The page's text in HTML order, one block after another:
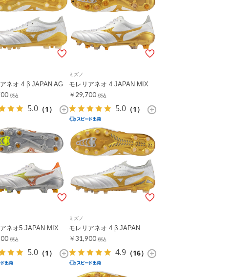
ネオ 4 β JAPAN AG
税込
5.0 （1）
ミズノ
モレリアネオ 4 JAPAN MIX
￥29,700 税込
5.0 （1）
ネオ5 JAPAN MIX
税込
5.0 （1）
ミズノ
モレリアネオ 4 β JAPAN
￥31,900 税込
4.9 （16）